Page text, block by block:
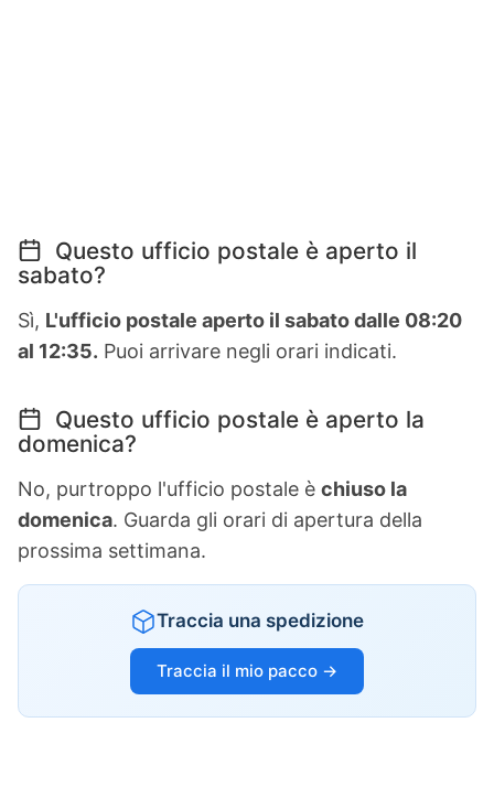
Questo ufficio postale è aperto il
sabato?
Sì, L'ufficio postale aperto il sabato dalle 08:20
al 12:35. Puoi arrivare negli orari indicati.
Questo ufficio postale è aperto la
domenica?
No, purtroppo l'ufficio postale è chiuso la
domenica. Guarda gli orari di apertura della
prossima settimana.
Traccia una spedizione
Traccia il mio pacco →